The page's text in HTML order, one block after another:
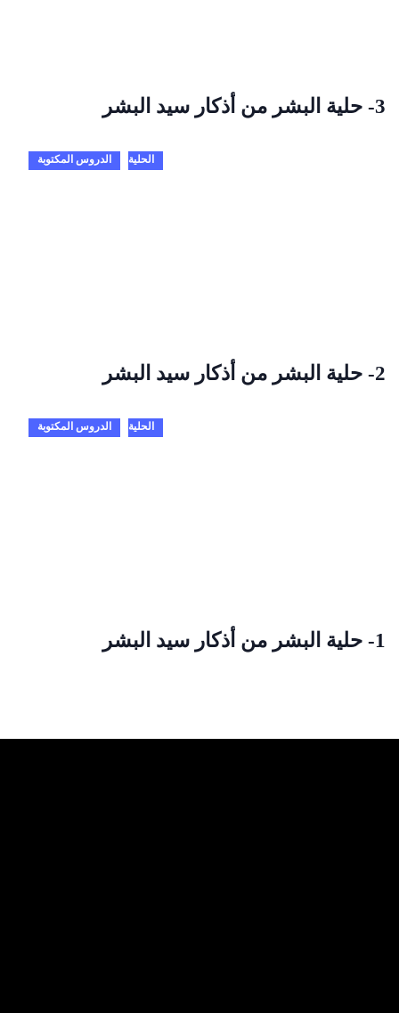
3- حلية البشر من أذكار سيد البشر
الحلية الدروس المكتوبة
2- حلية البشر من أذكار سيد البشر
الحلية الدروس المكتوبة
1- حلية البشر من أذكار سيد البشر